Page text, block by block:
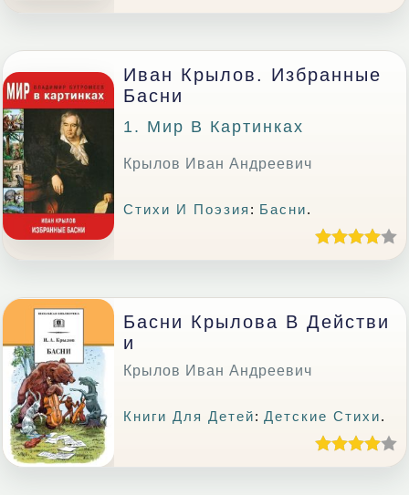
Иван Крылов. Избранные
Басни
1. Мир В Картинках
Крылов Иван Андреевич
Стихи И Поэзия : Басни.
Басни Крылова В Действи
И
Крылов Иван Андреевич
Книги Для Детей:Детские Стихи.